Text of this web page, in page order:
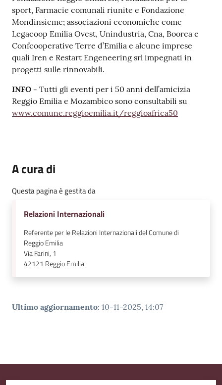
sport, Farmacie comunali riunite e Fondazione
Mondinsieme; associazioni economiche come
Legacoop Emilia Ovest, Unindustria, Cna, Boorea e
Confcooperative Terre d’Emilia e alcune imprese
quali Iren e Restart Engeneering srl impegnati in
progetti sulle rinnovabili.
INFO - Tutti gli eventi per i 50 anni dell’amicizia
Reggio Emilia e Mozambico sono consultabili su
www.comune.reggioemilia.it/reggioafrica50
A cura di
Questa pagina è gestita da
Relazioni Internazionali
Referente per le Relazioni Internazionali del Comune di
Reggio Emilia
Via Farini, 1
42121 Reggio Emilia
Ultimo aggiornamento: 10-11-2025, 14:07